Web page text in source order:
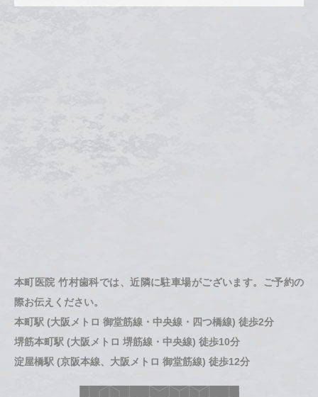
本町医院 竹村歯科では、近隣に駐車場がございます。ご予約の
際お伝えください。
本町駅 (大阪メトロ 御堂筋線・中央線・四つ橋線) 徒歩2分
堺筋本町駅 (大阪メトロ 堺筋線・中央線) 徒歩10分
淀屋橋駅 (京阪本線、大阪メトロ 御堂筋線) 徒歩12分